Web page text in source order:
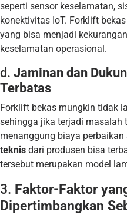
seperti sensor keselamatan,
konektivitas IoT. Forklift
yang bisa menjadi
keselamatan operasional.
d. Jaminan dan
Terbatas
Forklift bekas mungkin tidak
sehingga jika terjadi masalah
menanggung biaya perbaikan
teknis dari produsen bisa
tersebut merupakan model
3. Faktor-Faktor
Dipertimbangkan